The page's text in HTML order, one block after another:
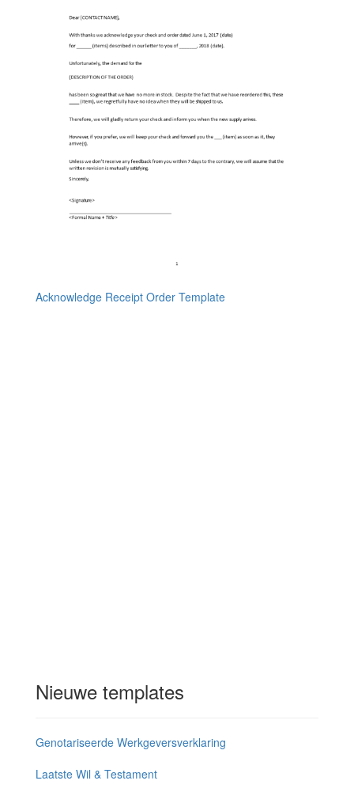
Acknowledge Receipt Order Template
Nieuwe templates
Genotariseerde Werkgeversverklaring
Laatste Wil & Testament